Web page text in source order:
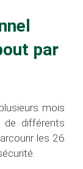
par
mois
différents
les 26